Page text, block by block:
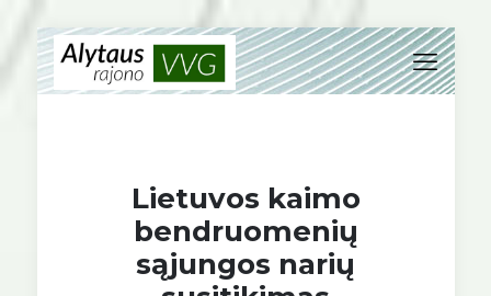
Lietuvos kaimo
bendruomenių
sąjungos narių